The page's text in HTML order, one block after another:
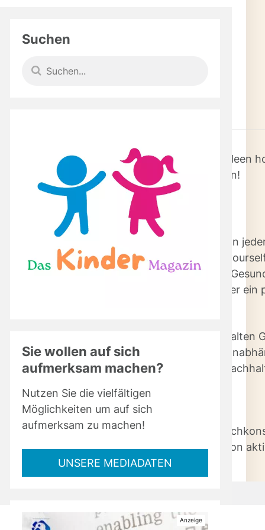
2026
die Saison
Material & Planung
zum guten Geschmack
Erweiterungen
BBQ
Methoden und kreativen Upcycling-Ideen
gesünder grillen und eigene Projekte starten!
startest du in die Saison
werden länger – und plötzlich duftet es von
und gehört zu den schönsten Do it
Fleisch auf dem Rost – mit gemischtem Ruf:
und Fett. Doch das muss nicht sein. Wer ein
voller Geschmack und Kreativität.
Zutaten werden wahre Gaumenfreuden, aus alten
so wertvoll macht? Du sparst Geld, bist
deinen Genuss selbst – und kannst dabei
bei der Planung und Materialwahl
mehr natürliche Zutaten, bewusster
Passivität – du gestaltest jede BBQ-Session
Suchen
Sie wollen auf sich
aufmerksam machen?
Nutzen Sie die vielfältigen
Möglichkeiten um auf sich
aufmerksam zu machen!
UNSERE MEDIADATEN